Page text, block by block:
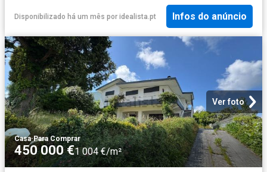
Disponibilizado há um mês por idealista.pt Infos do anúncio
Ver foto
Casa·Para Comprar
450 000 €1 004 €/m²